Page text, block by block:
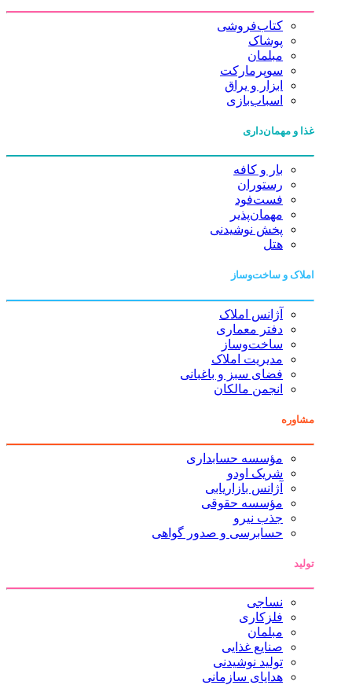
کتاب‌فروشی
پوشاک
مبلمان
سوپرمارکت
ابزار و یراق
اسباب‌بازی
غذا و مهمان‌داری
بار و کافه
رستوران
فست‌فود
مهمان‌پذیر
پخش نوشیدنی
هتل
املاک و ساخت‌وساز
آژانس املاک
دفتر معماری
ساخت‌وساز
مدیریت املاک
فضای سبز و باغبانی
انجمن مالکان
مشاوره
مؤسسه حسابداری
شریک اودو
آژانس بازاریابی
مؤسسه حقوقی
جذب نیرو
حسابرسی و صدور گواهی
نساجی
فلزکاری
مبلمان
صنایع غذایی
تولید نوشیدنی
هدایای سازمانی